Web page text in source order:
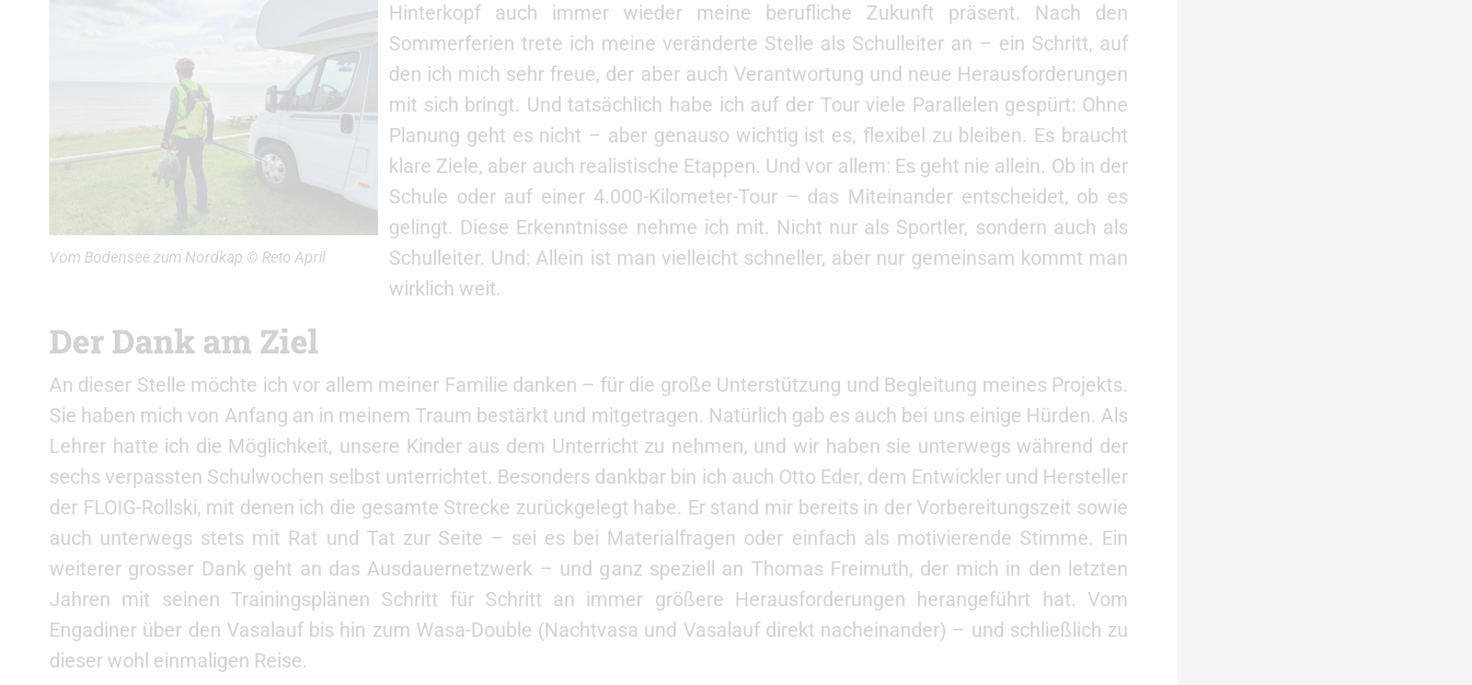
Vom Bodensee zum Nordkap © Reto April
Hinterkopf auch immer wieder meine berufliche Zukunft präsent. Nach den
Sommerferien trete ich meine veränderte Stelle als Schulleiter an – ein Schritt, auf
den ich mich sehr freue, der aber auch Verantwortung und neue Herausforderungen
mit sich bringt. Und tatsächlich habe ich auf der Tour viele Parallelen gespürt: Ohne
Planung geht es nicht – aber genauso wichtig ist es, flexibel zu bleiben. Es braucht
klare Ziele, aber auch realistische Etappen. Und vor allem: Es geht nie allein. Ob in der
Schule oder auf einer 4.000-Kilometer-Tour – das Miteinander entscheidet, ob es
gelingt. Diese Erkenntnisse nehme ich mit. Nicht nur als Sportler, sondern auch als
Schulleiter. Und: Allein ist man vielleicht schneller, aber nur gemeinsam kommt man
wirklich weit.
Der Dank am Ziel
An dieser Stelle möchte ich vor allem meiner Familie danken – für die große Unterstützung und Begleitung meines Projekts.
Sie haben mich von Anfang an in meinem Traum bestärkt und mitgetragen. Natürlich gab es auch bei uns einige Hürden. Als
Lehrer hatte ich die Möglichkeit, unsere Kinder aus dem Unterricht zu nehmen, und wir haben sie unterwegs während der
sechs verpassten Schulwochen selbst unterrichtet. Besonders dankbar bin ich auch Otto Eder, dem Entwickler und Hersteller
der FLOIG-Rollski, mit denen ich die gesamte Strecke zurückgelegt habe. Er stand mir bereits in der Vorbereitungszeit sowie
auch unterwegs stets mit Rat und Tat zur Seite – sei es bei Materialfragen oder einfach als motivierende Stimme. Ein
weiterer grosser Dank geht an das Ausdauernetzwerk – und ganz speziell an Thomas Freimuth, der mich in den letzten
Jahren mit seinen Trainingsplänen Schritt für Schritt an immer größere Herausforderungen herangeführt hat. Vom
Engadiner über den Vasalauf bis hin zum Wasa-Double (Nachtvasa und Vasalauf direkt nacheinander) – und schließlich zu
dieser wohl einmaligen Reise.